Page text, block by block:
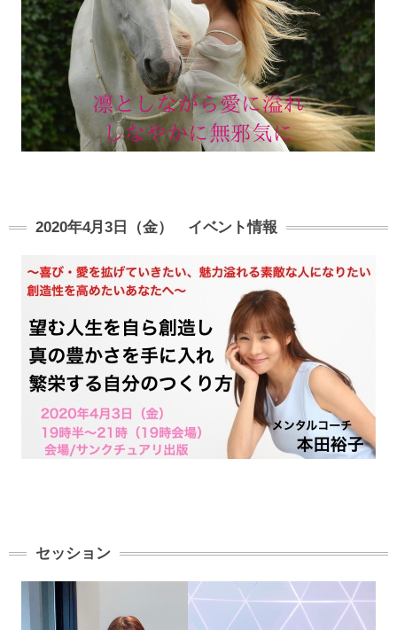
2020年4月3日（金） イベント情報
セッション